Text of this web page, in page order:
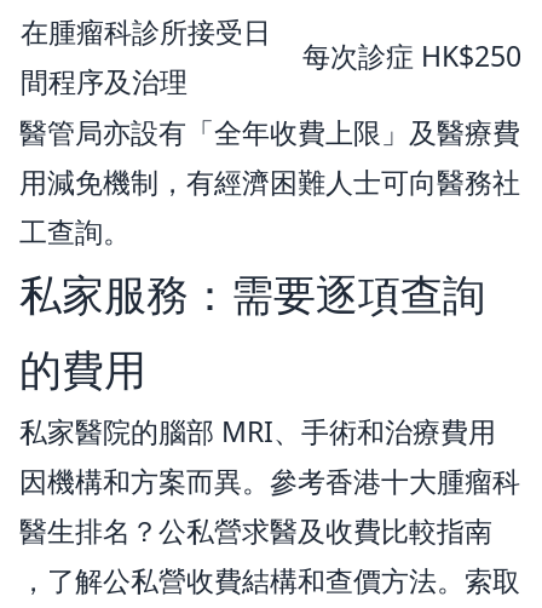
在腫瘤科診所接受日
間程序及治理
每次診症 HK$250
醫管局亦設有「全年收費上限」及醫療費
用減免機制，有經濟困難人士可向醫務社
工查詢。
私家服務：需要逐項查詢
的費用
私家醫院的腦部 MRI、手術和治療費用
因機構和方案而異。參考香港十大腫瘤科
醫生排名？公私營求醫及收費比較指南
，了解公私營收費結構和查價方法。索取